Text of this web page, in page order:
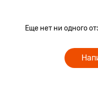
Еще нет ни одного